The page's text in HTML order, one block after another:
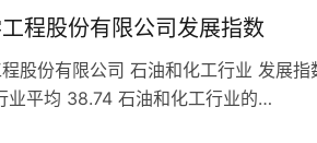
程股份有限公司发展指数
股份有限公司 石油和化工行业 发展
业平均 38.74 石油和化工行业的…